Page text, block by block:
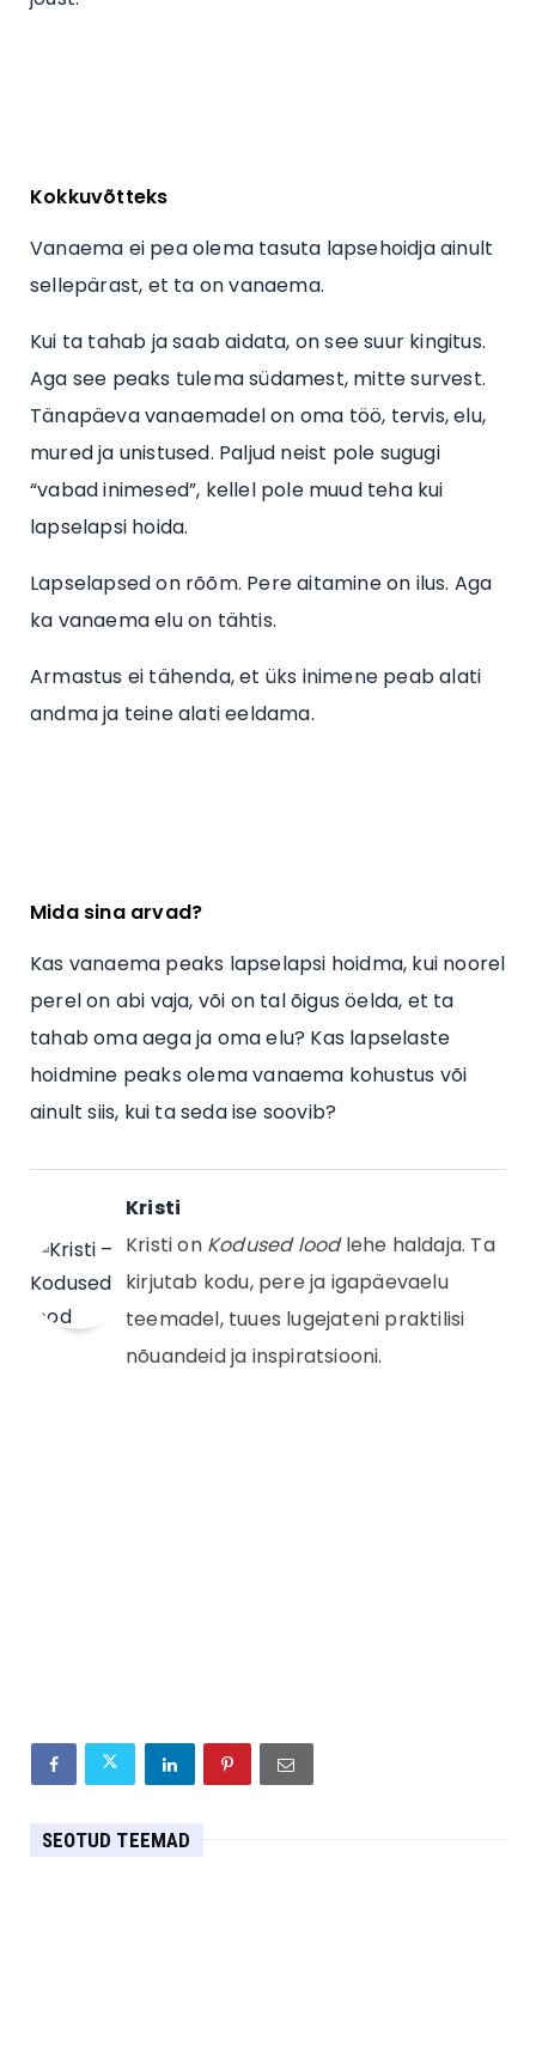
Kokkuvõtteks
Vanaema ei pea olema tasuta lapsehoidja ainult
sellepärast, et ta on vanaema.
Kui ta tahab ja saab aidata, on see suur kingitus.
Aga see peaks tulema südamest, mitte survest.
Tänapäeva vanaemadel on oma töö, tervis, elu,
mured ja unistused. Paljud neist pole sugugi
“vabad inimesed”, kellel pole muud teha kui
lapselapsi hoida.
Lapselapsed on rõõm. Pere aitamine on ilus. Aga
ka vanaema elu on tähtis.
Armastus ei tähenda, et üks inimene peab alati
andma ja teine alati eeldama.
Mida sina arvad?
Kas vanaema peaks lapselapsi hoidma, kui noorel
perel on abi vaja, või on tal õigus öelda, et ta
tahab oma aega ja oma elu? Kas lapselaste
hoidmine peaks olema vanaema kohustus või
ainult siis, kui ta seda ise soovib?
Kristi
Kristi on Kodused loodlehe haldaja. Ta
kirjutab kodu, pere ja igapäevaelu
teemadel, tuues lugejateni praktilisi
nõuandeid ja inspiratsiooni.
SEOTUD TEEMAD